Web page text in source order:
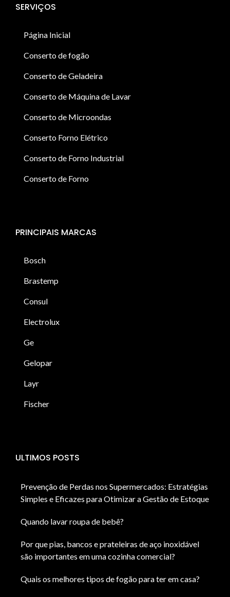
SERVIÇOS
Página Inicial
Conserto de fogão
Conserto de Geladeira
Conserto de Máquina de Lavar
Conserto de Microondas
Conserto Forno Elétrico
Conserto de Forno Industrial
Conserto de Forno
PRINCIPAIS MARCAS
Bosch
Brastemp
Consul
Electrolux
Ge
Gelopar
Layr
Fischer
ULTIMOS POSTS
Prevenção de Perdas nos Supermercados: Estratégias
Simples e Eficazes para Otimizar a Gestão de Estoque
Quando lavar roupa de bebê?
Por que pias, bancos e prateleiras de aço inoxidável
são importantes em uma cozinha comercial?
Quais os melhores tipos de fogão para ter em casa?